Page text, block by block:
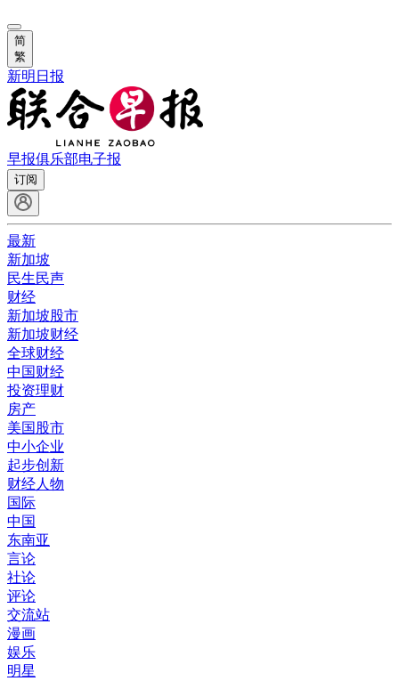
简
繁
新明日报
早报俱乐部电子报
订阅
最新
新加坡
民生民声
财经
新加坡股市
新加坡财经
全球财经
中国财经
投资理财
房产
美国股市
中小企业
起步创新
财经人物
国际
中国
东南亚
言论
社论
评论
交流站
漫画
娱乐
明星